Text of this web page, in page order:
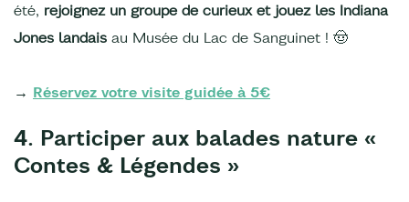
été, rejoignez un groupe de curieux et jouez les Indiana
Jones landais au Musée du Lac de Sanguinet ! 🤠
→ Réservez votre visite guidée à 5€
4. Participer aux balades nature «
Contes & Légendes »